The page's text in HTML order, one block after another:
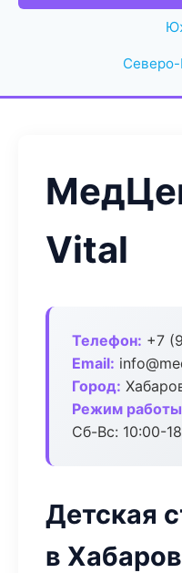
Vital
Телефон: +7
Email:
Город:
Режим
Сб-Вс: 10:00-
Детская
в